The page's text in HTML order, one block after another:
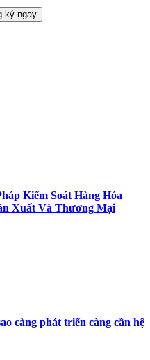
Kiểm Soát Hàng Hóa
Xuất Và Thương Mại
càng phát triển càng cần hệ